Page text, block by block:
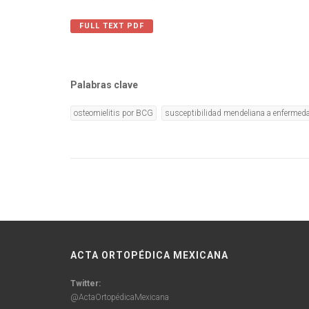
FULL TEXT PDF
Palabras clave
osteomielitis por BCG susceptibilidad mendeliana a
ACTA ORTOPÉDICA MEXICANA
Twitter:
@ActaOrtopédicaMexicana